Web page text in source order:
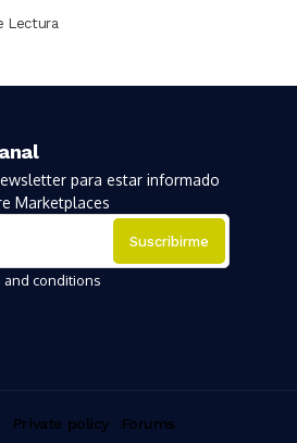
Lectura
para estar informado
Marketplaces
and conditions
Private policy Forums